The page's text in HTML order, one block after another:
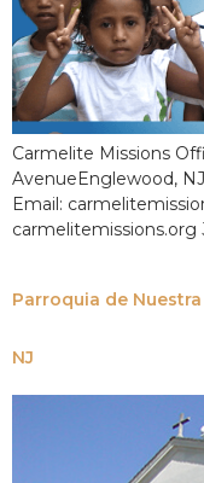
Carmelite Missions
AvenueEnglewood,
Email:
carmelitemissions.org
Parroquia de
NJ